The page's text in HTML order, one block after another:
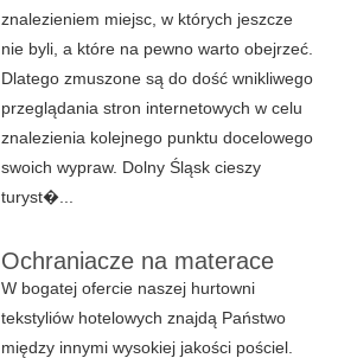
znalezieniem miejsc, w których jeszcze
nie byli, a które na pewno warto obejrzeć.
Dlatego zmuszone są do dość wnikliwego
przeglądania stron internetowych w celu
znalezienia kolejnego punktu docelowego
swoich wypraw. Dolny Śląsk cieszy
turyst�...
Ochraniacze na materace
W bogatej ofercie naszej hurtowni
tekstyliów hotelowych znajdą Państwo
między innymi wysokiej jakości pościel.